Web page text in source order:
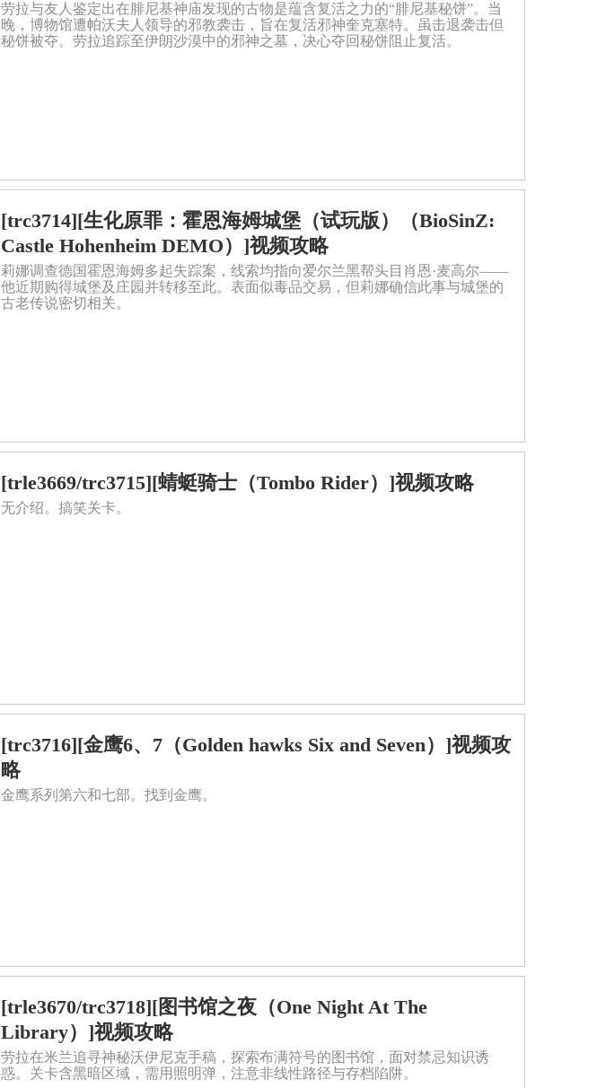
劳拉与友人鉴定出在腓尼基神庙发现的古物是蕴含复活之力的“腓尼基秘饼”。当
晚，博物馆遭帕沃夫人领导的邪教袭击，旨在复活邪神奎克塞特。虽击退袭击但
秘饼被夺。劳拉追踪至伊朗沙漠中的邪神之墓，决心夺回秘饼阻止复活。
[trc3714][生化原罪：霍恩海姆城堡（试玩版）（BioSinZ:
Castle Hohenheim DEMO）]视频攻略
莉娜调查德国霍恩海姆多起失踪案，线索均指向爱尔兰黑帮头目肖恩·麦高尔——
他近期购得城堡及庄园并转移至此。表面似毒品交易，但莉娜确信此事与城堡的
古老传说密切相关。
[trle3669/trc3715][蜻蜓骑士（Tombo Rider）]视频攻略
无介绍。搞笑关卡。
[trc3716][金鹰6、7（Golden hawks Six and Seven）]视频攻
略
金鹰系列第六和七部。找到金鹰。
[trle3670/trc3718][图书馆之夜（One Night At The
Library）]视频攻略
劳拉在米兰追寻神秘沃伊尼克手稿，探索布满符号的图书馆，面对禁忌知识诱
惑。关卡含黑暗区域，需用照明弹，注意非线性路径与存档陷阱。